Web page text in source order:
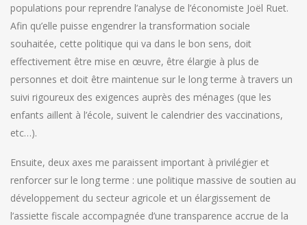
populations pour reprendre l’analyse de l’économiste Joël Ruet.
Afin qu’elle puisse engendrer la transformation sociale
souhaitée, cette politique qui va dans le bon sens, doit
effectivement être mise en œuvre, être élargie à plus de
personnes et doit être maintenue sur le long terme à travers un
suivi rigoureux des exigences auprès des ménages (que les
enfants aillent à l’école, suivent le calendrier des vaccinations,
etc…).
Ensuite, deux axes me paraissent important à privilégier et
renforcer sur le long terme : une politique massive de soutien au
développement du secteur agricole et un élargissement de
l’assiette fiscale accompagnée d’une transparence accrue de la